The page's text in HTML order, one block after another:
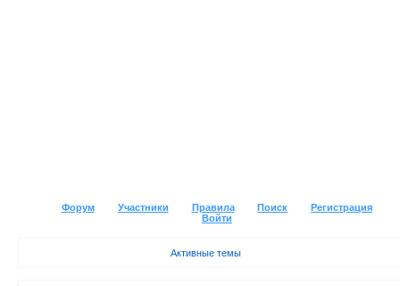
Форум Участники Правила Поиск
Регистрация
Войти
Активные темы